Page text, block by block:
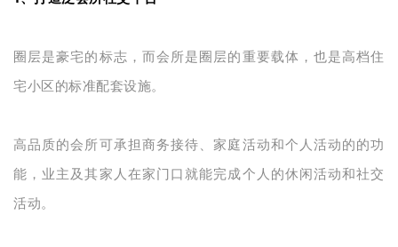
圈层是豪宅的标志，而会所是圈层的重要载体，也是高档住
宅小区的标准配套设施。
高品质的会所可承担商务接待、家庭活动和个人活动的的功
能，业主及其家人在家门口就能完成个人的休闲活动和社交
活动。